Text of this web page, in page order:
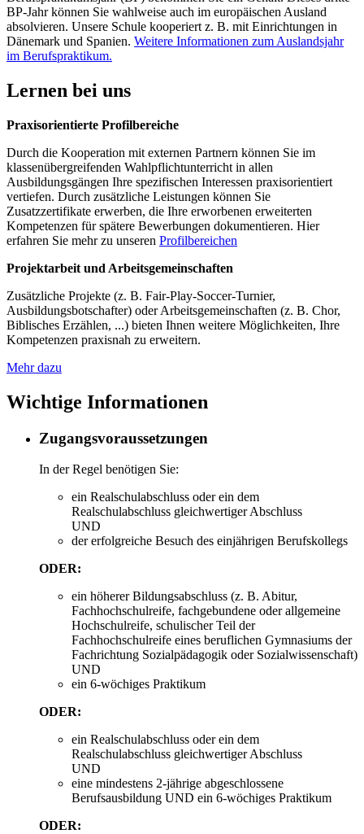
BP-Jahr können Sie wahlweise auch im europäischen Ausland
absolvieren. Unsere Schule kooperiert z. B. mit Einrichtungen in
Dänemark und Spanien. Weitere Informationen zum Auslandsjahr
im Berufspraktikum.
Lernen bei uns
Praxisorientierte Profilbereiche
Durch die Kooperation mit externen Partnern können Sie im
klassenübergreifenden Wahlpflichtunterricht in allen
Ausbildungsgängen Ihre spezifischen Interessen praxisorientiert
vertiefen. Durch zusätzliche Leistungen können Sie
Zusatzzertifikate erwerben, die Ihre erworbenen erweiterten
Kompetenzen für spätere Bewerbungen dokumentieren. Hier
erfahren Sie mehr zu unseren Profilbereichen
Projektarbeit und Arbeitsgemeinschaften
Zusätzliche Projekte (z. B. Fair-Play-Soccer-Turnier,
Ausbildungsbotschafter) oder Arbeitsgemeinschaften (z. B. Chor,
Biblisches Erzählen, ...) bieten Ihnen weitere Möglichkeiten, Ihre
Kompetenzen praxisnah zu erweitern.
Mehr dazu
Wichtige Informationen
Zugangsvoraussetzungen
In der Regel benötigen Sie:
ein Realschulabschluss oder ein dem
Realschulabschluss gleichwertiger Abschluss
UND
der erfolgreiche Besuch des einjährigen Berufskollegs
ODER:
ein höherer Bildungsabschluss (z. B. Abitur,
Fachhochschulreife, fachgebundene oder allgemeine
Hochschulreife, schulischer Teil der
Fachhochschulreife eines beruflichen Gymnasiums der
Fachrichtung Sozialpädagogik oder Sozialwissenschaft)
UND
ein 6-wöchiges Praktikum
ODER:
ein Realschulabschluss oder ein dem
Realschulabschluss gleichwertiger Abschluss
UND
eine mindestens 2-jährige abgeschlossene
Berufsausbildung UND ein 6-wöchiges Praktikum
ODER: